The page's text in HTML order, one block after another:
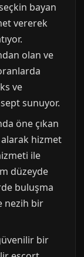
bayan
vererek
olan ve
ve
sunuyor.
öne çıkan
hizmet
ile
düzeyde
buluşma
nezih bir
bir